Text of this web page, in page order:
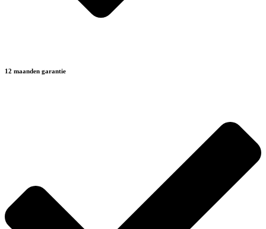
12 maanden garantie